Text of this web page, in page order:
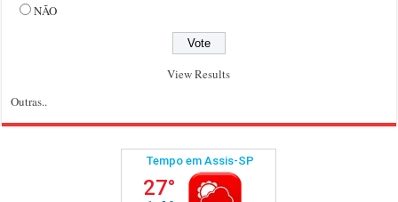
NÃO
View Results
Outras..